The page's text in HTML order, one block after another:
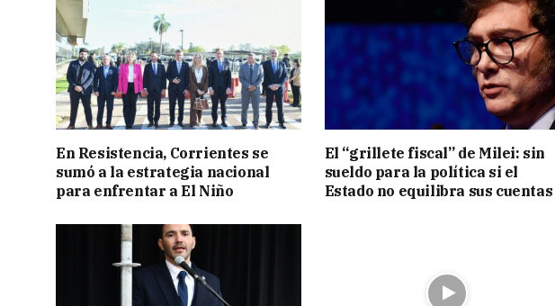
En Resistencia, Corrientes se
sumó a la estrategia nacional
para enfrentar a El Niño
El “grillete fiscal” de Milei: sin
sueldo para la política si el
Estado no equilibra sus cuentas